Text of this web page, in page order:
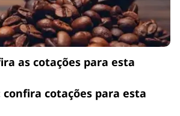
as cotações para esta
confira cotações para esta